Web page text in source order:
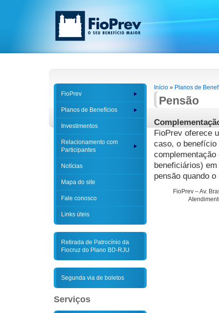
FioPrev
Planos de Benefícios
Investimentos
Relacionamento com
Participantes
Notícias
Mapa do site
Fale conosco
Links úteis
Retirada de Patrocínio da
Fiocruz do Plano BD-RJU
Segunda via de boletos
Serviços
Início » Planos de
Pensão
FioPrev oferece
caso, o
beneficiários)
pensão quando
FioPrev – Av.